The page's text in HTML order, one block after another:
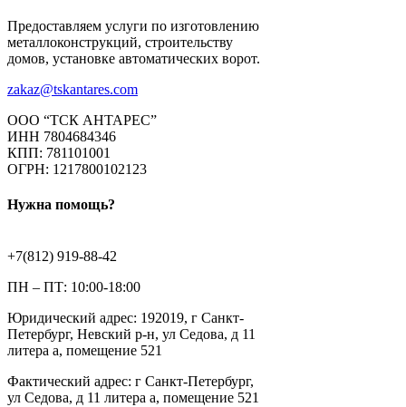
Предоставляем услуги по изготовлению
металлоконструкций, строительству
домов, установке автоматических ворот.
zakaz@tskantares.com
ООО “ТСК АНТАРЕС”
ИНН 7804684346
КПП: 781101001
ОГРН: 1217800102123
Нужна помощь?
+7(812) 919-88-42
ПН – ПТ: 10:00-18:00
Юридический адрес: 192019, г Санкт-
Петербург, Невский р-н, ул Седова, д 11
литера а, помещение 521
Фактический адрес: г Санкт-Петербург,
ул Седова, д 11 литера а, помещение 521